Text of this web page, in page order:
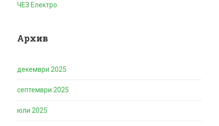
ЧЕЗ Електро
Архив
декември 2025
септември 2025
юли 2025